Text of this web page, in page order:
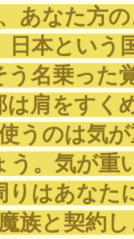
あなた方
本という
名乗った
肩をすく
うのは気
う。気が重
はあな
族と契約